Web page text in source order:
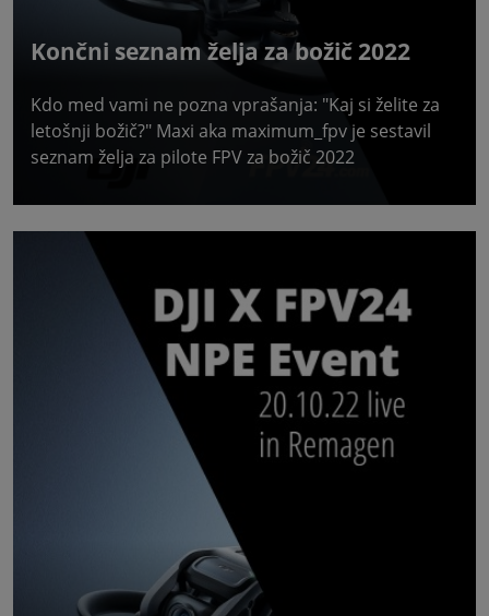
Končni seznam želja za božič 2022
Kdo med vami ne pozna vprašanja: "Kaj si želite za
letošnji božič?" Maxi aka maximum_fpv je sestavil
seznam želja za pilote FPV za božič 2022